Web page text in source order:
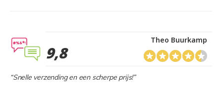
9,8
Theo Buurkamp
“Snelle verzending en een scherpe prijs!”